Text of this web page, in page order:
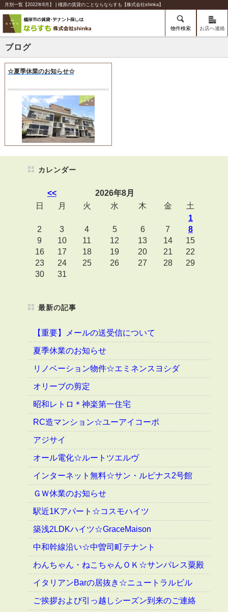
月別一覧【2022年8月】 | 橿原の賃貸のことならならすも【株式会社shinka】
物件検索 お店へ連絡
ブログ
☆夏季休業のお知らせ☆
カレンダー
<<
2026年8月
日
月 火 水 木 金
土
1
2
3 4 5 6 7
8
9
10 11 12 13 14
15
16
17 18 19 20 21
22
23
24 25 26 27 28
29
30
31
最新の記事
【重要】メールの送受信について
夏季休業のお知らせ
リノベーション物件☆エミネンスヨシダ
オリーブの剪定
昭和レトロ＊神楽第一住宅
RC造マンション☆ユーアイコーポ
アジサイ
オール電化☆ルートツエルヴ
インターネット無料☆サン・ルピナス2号館
ＧＷ休業のお知らせ
駅近1Kアパート☆コスモハイツ
築浅2LDKハイツ☆GraceMaison
中和幹線沿い☆中曽司町テナント
わんちゃん・ねこちゃんＯＫ☆サンパレス粟殿
イタリアンBarの居抜き☆ニュートラルビル
ご挨拶および引っ越しシーズン到来のご連絡